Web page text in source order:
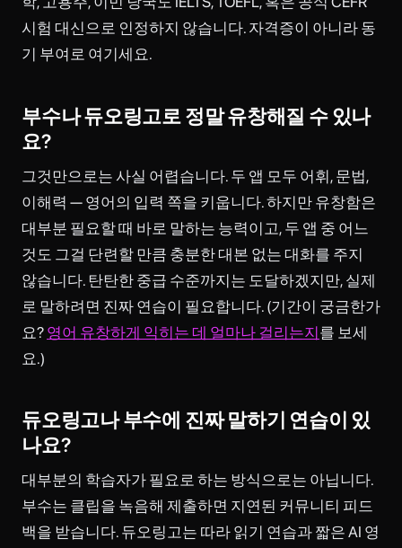
시험 대신으로 인정하지 않습니다. 자격증이 아니라 동
기 부여로 여기세요.
부수나 듀오링고로 정말 유창해질 수 있나
요?
그것만으로는 사실 어렵습니다. 두 앱 모두 어휘, 문법,
이해력 — 영어의 입력 쪽을 키웁니다. 하지만 유창함은
대부분 필요할 때 바로 말하는 능력이고, 두 앱 중 어느
것도 그걸 단련할 만큼 충분한 대본 없는 대화를 주지
않습니다. 탄탄한 중급 수준까지는 도달하겠지만, 실제
로 말하려면 진짜 연습이 필요합니다. (기간이 궁금한가
요? 영어 유창하게 익히는 데 얼마나 걸리는지를 보세
요.)
듀오링고나 부수에 진짜 말하기 연습이 있
나요?
대부분의 학습자가 필요로 하는 방식으로는 아닙니다.
부수는 클립을 녹음해 제출하면 지연된 커뮤니티 피드
백을 받습니다. 듀오링고는 따라 읽기 연습과 짧은 AI 영